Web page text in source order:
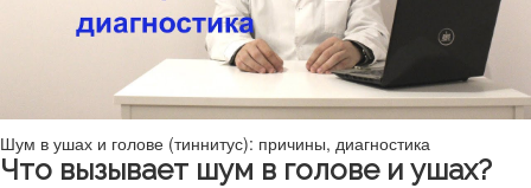
Шум в ушах и голове (тиннитус): причины, диагностика
Что вызывает шум в голове и ушах?